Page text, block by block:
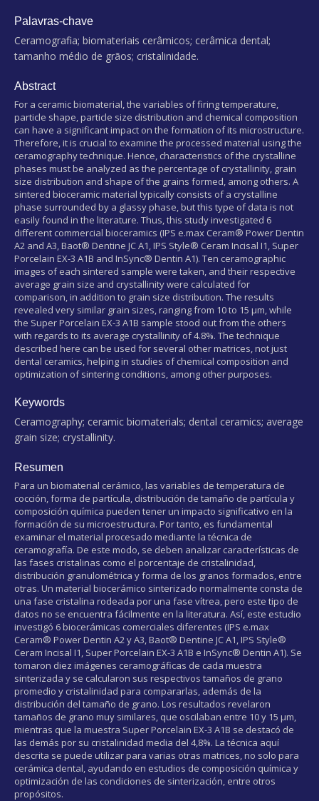
Palavras-chave
Ceramografia; biomateriais cerâmicos; cerâmica dental;
tamanho médio de grãos; cristalinidade.
Abstract
For a ceramic biomaterial, the variables of firing temperature,
particle shape, particle size distribution and chemical composition
can have a significant impact on the formation of its microstructure.
Therefore, it is crucial to examine the processed material using the
ceramography technique. Hence, characteristics of the crystalline
phases must be analyzed as the percentage of crystallinity, grain
size distribution and shape of the grains formed, among others. A
sintered bioceramic material typically consists of a crystalline
phase surrounded by a glassy phase, but this type of data is not
easily found in the literature. Thus, this study investigated 6
different commercial bioceramics (IPS e.max Ceram® Power Dentin
A2 and A3, Baot® Dentine JC A1, IPS Style® Ceram Incisal I1, Super
Porcelain EX-3 A1B and InSync® Dentin A1). Ten ceramographic
images of each sintered sample were taken, and their respective
average grain size and crystallinity were calculated for
comparison, in addition to grain size distribution. The results
revealed very similar grain sizes, ranging from 10 to 15 μm, while
the Super Porcelain EX-3 A1B sample stood out from the others
with regards to its average crystallinity of 4.8%. The technique
described here can be used for several other matrices, not just
dental ceramics, helping in studies of chemical composition and
optimization of sintering conditions, among other purposes.
Keywords
Ceramography; ceramic biomaterials; dental ceramics; average
grain size; crystallinity.
Resumen
Para un biomaterial cerámico, las variables de temperatura de
cocción, forma de partícula, distribución de tamaño de partícula y
composición química pueden tener un impacto significativo en la
formación de su microestructura. Por tanto, es fundamental
examinar el material procesado mediante la técnica de
ceramografía. De este modo, se deben analizar características de
las fases cristalinas como el porcentaje de cristalinidad,
distribución granulométrica y forma de los granos formados, entre
otras. Un material biocerámico sinterizado normalmente consta de
una fase cristalina rodeada por una fase vítrea, pero este tipo de
datos no se encuentra fácilmente en la literatura. Así, este estudio
investigó 6 biocerámicas comerciales diferentes (IPS e.max
Ceram® Power Dentin A2 y A3, Baot® Dentine JC A1, IPS Style®
Ceram Incisal I1, Super Porcelain EX-3 A1B e InSync® Dentin A1). Se
tomaron diez imágenes ceramográficas de cada muestra
sinterizada y se calcularon sus respectivos tamaños de grano
promedio y cristalinidad para compararlas, además de la
distribución del tamaño de grano. Los resultados revelaron
tamaños de grano muy similares, que oscilaban entre 10 y 15 μm,
mientras que la muestra Super Porcelain EX-3 A1B se destacó de
las demás por su cristalinidad media del 4,8%. La técnica aquí
descrita se puede utilizar para varias otras matrices, no solo para
cerámica dental, ayudando en estudios de composición química y
optimización de las condiciones de sinterización, entre otros
propósitos.